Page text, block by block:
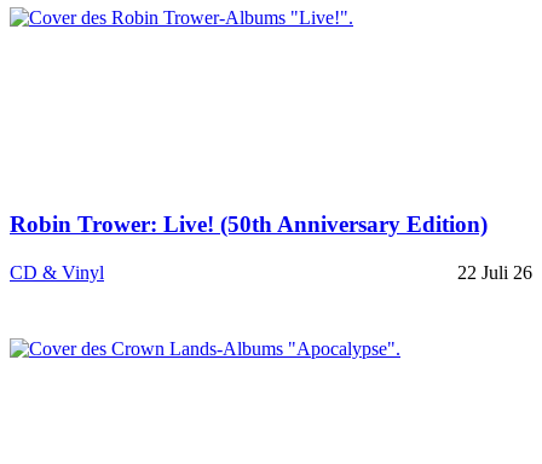
Robin Trower: Live! (50th Anniversary Edition)
CD & Vinyl 22 Juli 26